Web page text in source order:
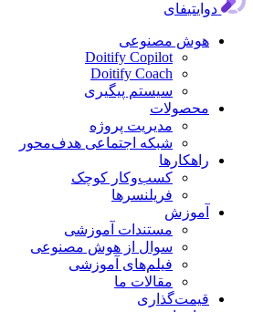
دوایتیفای
هوش مصنوعی
Doitify Copilot
Doitify Coach
سیستم پیگیری
محصولات
مدیریت پروژه
شبکه اجتماعی هدف‌محور
راهکارها
کسب‌وکار کوچک
فریلنسرها
آموزش
مستندات آموزشی
سوال از هوش مصنوعی
فیلم‌های آموزشی
مقالات ما
قیمت‌گذاری